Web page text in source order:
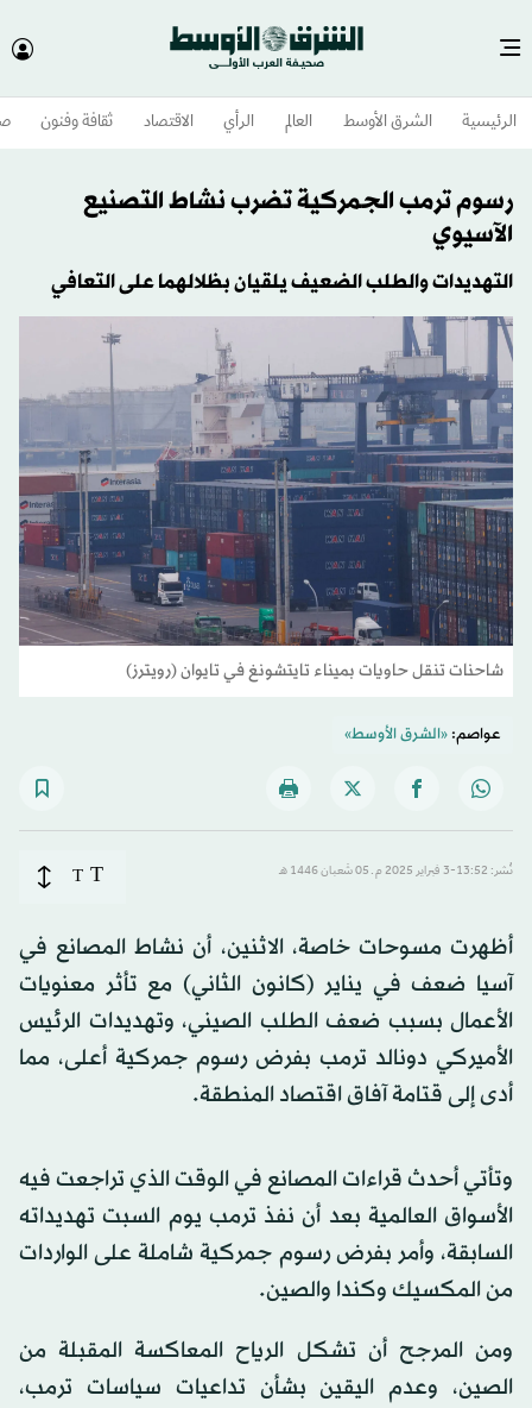
الرئيسية الشرق الأوسط​ العالم الرأي الاقتصاد ثقافة وفنون
رسوم ترمب الجمركية تضرب نشاط التصنيع
الآسيوي
التهديدات والطلب الضعيف يلقيان بظلالهما على التعافي
شاحنات تنقل حاويات بميناء تايتشونغ في تايوان (رويترز)
عواصم:«الشرق الأوسط»
نُشر: 13:52-3 فبراير 2025 م ـ 05 شَعبان 1446 هـ T
T
أظهرت مسوحات خاصة، الاثنين، أن نشاط المصانع في
آسيا ضعف في يناير (كانون الثاني) مع تأثر معنويات
الأعمال بسبب ضعف الطلب الصيني، وتهديدات الرئيس
الأميركي دونالد ترمب بفرض رسوم جمركية أعلى، مما
أدى إلى قتامة آفاق اقتصاد المنطقة.
وتأتي أحدث قراءات المصانع في الوقت الذي تراجعت فيه
الأسواق العالمية بعد أن نفذ ترمب يوم السبت تهديداته
السابقة، وأمر بفرض رسوم جمركية شاملة على الواردات
من المكسيك وكندا والصين.
ومن المرجح أن تشكل الرياح المعاكسة المقبلة من
الصين، وعدم اليقين بشأن تداعيات سياسات ترمب،